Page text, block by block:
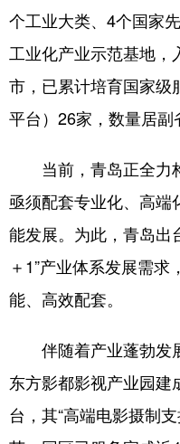
个工业大类、4个国家
工业化产业示范基地
市，已累计培育国家级
平台）26家，数量居副
当前，青岛正全力构
亟须配套专业化、高
能发展。为此，青岛出
＋1”产业体系发展需
能、高效配套。
伴随着产业蓬勃发展
东方影都影视产业园
台，其“高端电影摄制